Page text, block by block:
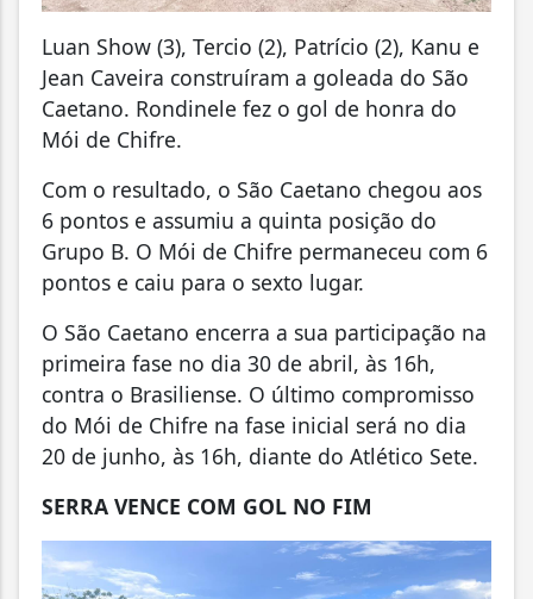
Luan Show (3), Tercio (2), Patrício (2), Kanu e
Jean Caveira construíram a goleada do São
Caetano. Rondinele fez o gol de honra do
Mói de Chifre.
Com o resultado, o São Caetano chegou aos
6 pontos e assumiu a quinta posição do
Grupo B. O Mói de Chifre permaneceu com 6
pontos e caiu para o sexto lugar.
O São Caetano encerra a sua participação na
primeira fase no dia 30 de abril, às 16h,
contra o Brasiliense. O último compromisso
do Mói de Chifre na fase inicial será no dia
20 de junho, às 16h, diante do Atlético Sete.
SERRA VENCE COM GOL NO FIM